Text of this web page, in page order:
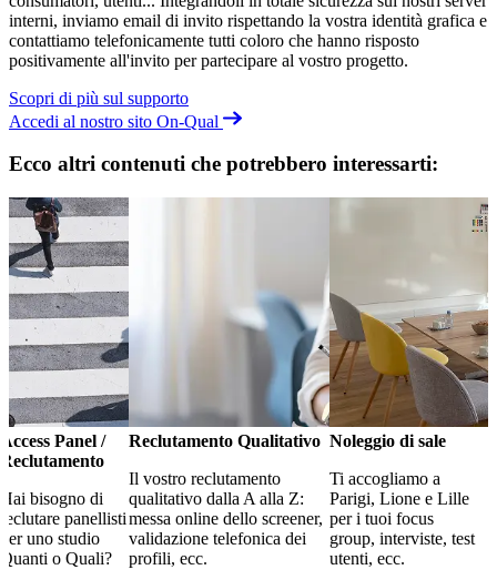
interni, inviamo email di invito rispettando la vostra identità grafica e
contattiamo telefonicamente tutti coloro che hanno risposto
positivamente all'invito per partecipare al vostro progetto.
Scopri di più sul supporto
Accedi al nostro sito On-Qual
Ecco altri contenuti che potrebbero interessarti:
Access Panel /
Reclutamento
Hai bisogno di
reclutare panellisti
per uno studio
Quanti o Quali?
Reclutamento Qualitativo
Il vostro reclutamento
qualitativo dalla A alla Z:
messa online dello screener,
validazione telefonica dei
profili, ecc.
Noleggio di sale
Ti accogliamo a
Parigi, Lione e Lille
per i tuoi focus
group, interviste, test
utenti, ecc.